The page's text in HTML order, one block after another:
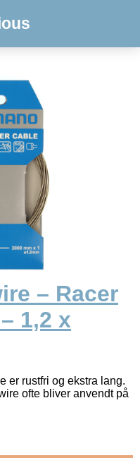
– Racer
1,2 x
er rustfri og ekstra lang.
ofte bliver anvendt på